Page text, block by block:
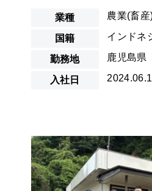
業種 農業(畜産
国籍 インドネ
勤務地 鹿児島県
入社日